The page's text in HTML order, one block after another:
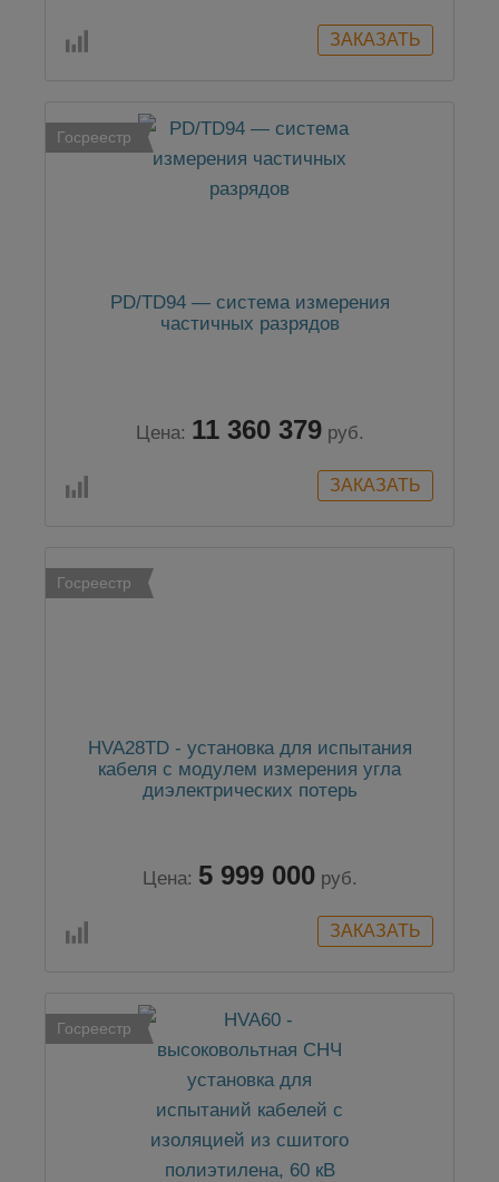
Госреестр
PD/TD94 — система измерения
частичных разрядов
Цена: 11 360 379 руб.
Госреестр
HVA28TD - установка для испытания
кабеля с модулем измерения угла
диэлектрических потерь
Цена: 5 999 000 руб.
Госреестр